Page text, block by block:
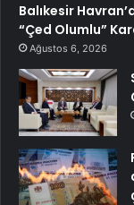
Balıkesir
“Çed Olumlu”
Ağustos 6, 2026